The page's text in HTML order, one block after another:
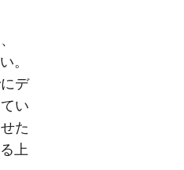
。
デ
い
た
上